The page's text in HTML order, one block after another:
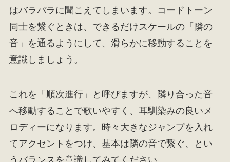
はバラバラに聞こえてしまいます。コードトーン
同士を繋ぐときは、できるだけスケールの「隣の
音」を通るようにして、滑らかに移動することを
意識しましょう。
これを「順次進行」と呼びますが、隣り合った音
へ移動することで歌いやすく、耳馴染みの良いメ
ロディーになります。時々大きなジャンプを入れ
てアクセントをつけ、基本は隣の音で繋ぐ、とい
うバランスを意識してみてください。